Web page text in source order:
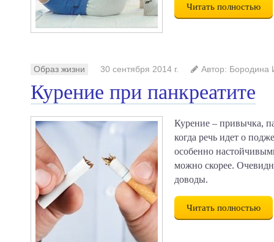
Читать полностью
Образ жизни 30 сентября 2014 г. Автор: Бородина
Курение при панкреатите
Курение – привычка,
когда речь идет о
особенно
можно скорее.
доводы.
Читать полностью